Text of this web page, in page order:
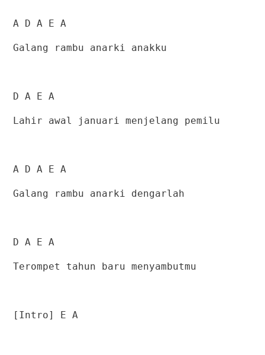
A D A E A
Galang rambu anarki anakku
D A E A
Lahir awal januari menjelang pemilu
A D A E A
Galang rambu anarki dengarlah
D A E A
Terompet tahun baru menyambutmu
[Intro] E A